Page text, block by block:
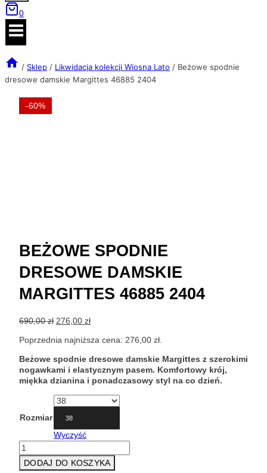
0
/ Sklep / Likwidacja kolekcji Wiosna Lato / Beżowe spodnie
dresowe damskie Margittes 46885 2404
-60%
BEŻOWE SPODNIE
DRESOWE DAMSKIE
MARGITTES 46885 2404
690,00zł Pierwotna
wynosiła:
276,00 złAktualna
wynosi:
Poprzednia najniższa cena: 276,00 zł
Beżowe spodnie dresowe damskie Margittes z szerokimi
nogawkami i elastycznym pasem. Komfortowy krój,
miękka dzianina i ponadczasowy styl na co dzień.
Rozmiar 38
Wyczyść
ilość
Beżowe
spodnie
DODAJ DO KOSZYKA